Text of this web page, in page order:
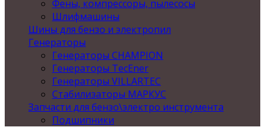
Фены, компрессоры, пылесосы
Шлифмашины
Шины для бензо и электропил
Генераторы
Генераторы CHAMPION
Генераторы TecEner
Генераторы VILLARTEC
Стабилизаторы МАРКУС
Запчасти для бензо\электро инструмента
Подшипники